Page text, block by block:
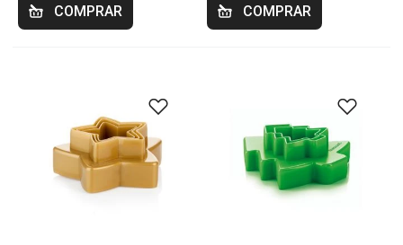
COMPRAR COMPRAR